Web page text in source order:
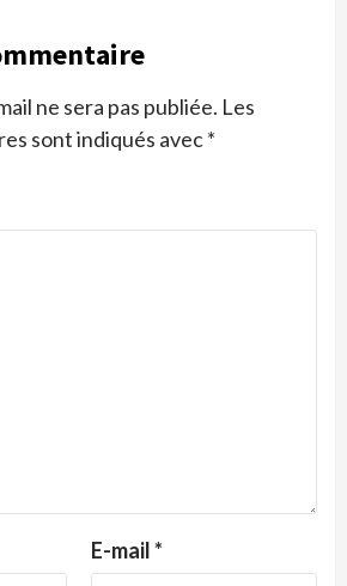
ne sera pas publiée. Les
sont indiqués avec*
E-mail*